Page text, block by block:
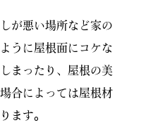
が悪い場所など家の
うに屋根面にコケな
まったり、屋根の美
合によっては屋根材
ます。